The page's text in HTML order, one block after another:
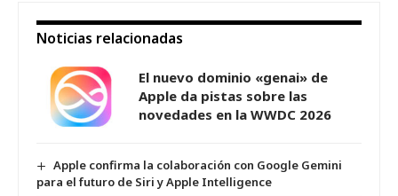
Noticias relacionadas
El nuevo dominio «genai» de
Apple da pistas sobre las
novedades en la WWDC 2026
Apple confirma la colaboración con Google Gemini
para el futuro de Siri y Apple Intelligence